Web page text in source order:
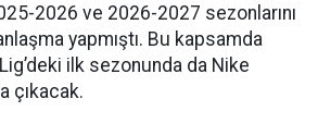
2026 ve 2026-2027 sezonlarını
yapmıştı. Bu kapsamda
ilk sezonunda da Nike
çıkacak.